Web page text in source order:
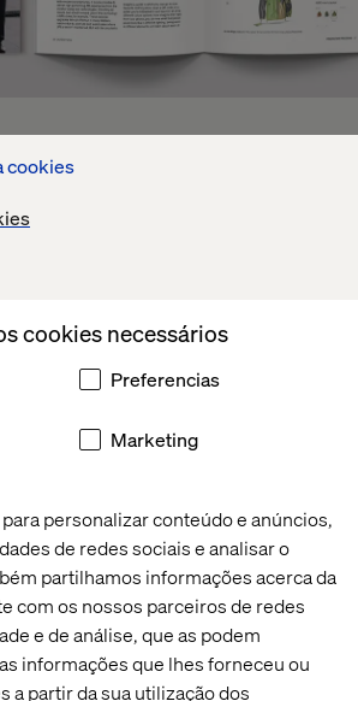
cookies
personalizar conteúdo e anúncios,
de redes sociais e analisar o
partilhamos informações acerca da
com os nossos parceiros de redes
e de análise, que as podem
informações que lhes forneceu ou
a partir da sua utilização dos
cookies necessários
Preferencias
Marketing
Innovation Mag
innovations in retail;
Carreiras